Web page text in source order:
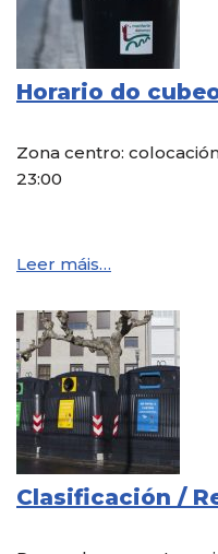
Horario do
Zona centro:
23:00
Leer máis…
Clasificación /